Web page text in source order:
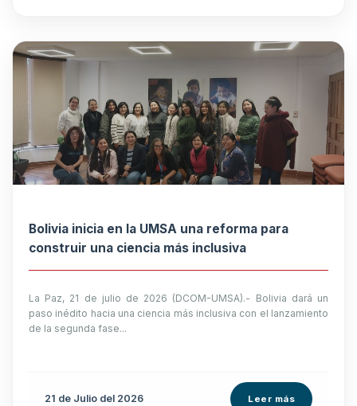
Bolivia inicia en la UMSA una reforma para
construir una ciencia más inclusiva
La Paz, 21 de julio de 2026 (DCOM-UMSA).- Bolivia dará un
paso inédito hacia una ciencia más inclusiva con el lanzamiento
de la segunda fase...
21 de Julio del 2026 Leer más